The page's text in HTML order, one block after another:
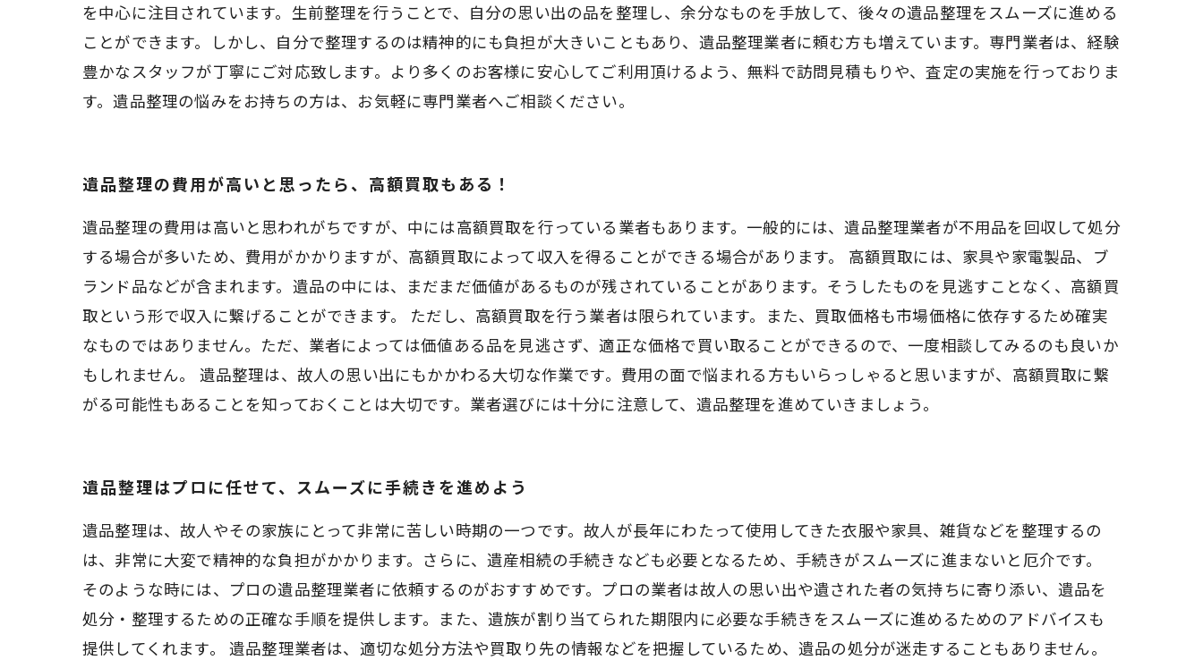
を中心に注目されています。生前整理を行うことで、自分の思い出の品を整理し、余分なものを手放して、後々の遺品整理をスムーズに進める
ことができます。しかし、自分で整理するのは精神的にも負担が大きいこともあり、遺品整理業者に頼む方も増えています。専門業者は、経験
豊かなスタッフが丁寧にご対応致します。より多くのお客様に安心してご利用頂けるよう、無料で訪問見積もりや、査定の実施を行っておりま
す。遺品整理の悩みをお持ちの方は、お気軽に専門業者へご相談ください。
遺品整理の費用が高いと思ったら、高額買取もある！
遺品整理の費用は高いと思われがちですが、中には高額買取を行っている業者もあります。一般的には、遺品整理業者が不用品を回収して処分
する場合が多いため、費用がかかりますが、高額買取によって収入を得ることができる場合があります。 高額買取には、家具や家電製品、ブ
ランド品などが含まれます。遺品の中には、まだまだ価値があるものが残されていることがあります。そうしたものを見逃すことなく、高額買
取という形で収入に繋げることができます。 ただし、高額買取を行う業者は限られています。また、買取価格も市場価格に依存するため確実
なものではありません。ただ、業者によっては価値ある品を見逃さず、適正な価格で買い取ることができるので、一度相談してみるのも良いか
もしれません。 遺品整理は、故人の思い出にもかかわる大切な作業です。費用の面で悩まれる方もいらっしゃると思いますが、高額買取に繋
がる可能性もあることを知っておくことは大切です。業者選びには十分に注意して、遺品整理を進めていきましょう。
遺品整理はプロに任せて、スムーズに手続きを進めよう
遺品整理は、故人やその家族にとって非常に苦しい時期の一つです。故人が長年にわたって使用してきた衣服や家具、雑貨などを整理するの
は、非常に大変で精神的な負担がかかります。さらに、遺産相続の手続きなども必要となるため、手続きがスムーズに進まないと厄介です。
そのような時には、プロの遺品整理業者に依頼するのがおすすめです。プロの業者は故人の思い出や遺された者の気持ちに寄り添い、遺品を
処分・整理するための正確な手順を提供します。また、遺族が割り当てられた期限内に必要な手続きをスムーズに進めるためのアドバイスも
提供してくれます。 遺品整理業者は、適切な処分方法や買取り先の情報などを把握しているため、遺品の処分が迷走することもありません。